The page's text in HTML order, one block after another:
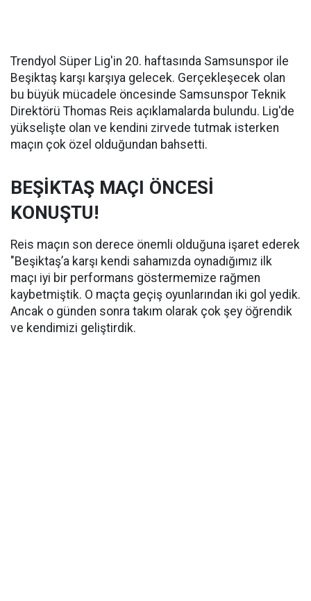
Trendyol Süper Lig'in 20. haftasında Samsunspor ile
Beşiktaş karşı karşıya gelecek. Gerçekleşecek olan
bu büyük mücadele öncesinde Samsunspor Teknik
Direktörü Thomas Reis açıklamalarda bulundu. Lig'de
yükselişte olan ve kendini zirvede tutmak isterken
maçın çok özel olduğundan bahsetti.
BEŞİKTAŞ MAÇI ÖNCESİ
KONUŞTU!
Reis maçın son derece önemli olduğuna işaret ederek
"Beşiktaş’a karşı kendi sahamızda oynadığımız ilk
maçı iyi bir performans göstermemize rağmen
kaybetmiştik. O maçta geçiş oyunlarından iki gol yedik.
Ancak o günden sonra takım olarak çok şey öğrendik
ve kendimizi geliştirdik.